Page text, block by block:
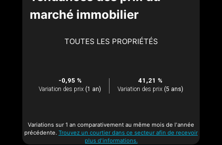
marché immobilier
TOUTES LES PROPRIÉTÉS
-0,95 %
Variation des prix (1 an)
41,21 %
Variation des prix (5 ans)
Variations sur 1 an comparativement au même mois de l'année
précédente. Trouvez un courtier dans ce secteur afin de recevoir
plus d'informations.